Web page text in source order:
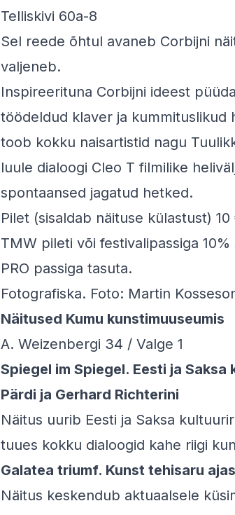
Telliskivi 60a-8
Sel reede õhtul avaneb Corbijni
valjeneb.
Inspireerituna Corbijni ideest
töödeldud klaver ja kummituslikud
toob kokku naisartistid nagu
luule dialoogi Cleo T filmilike
spontaansed jagatud hetked.
Pilet (sisaldab näituse külastust)
TMW pileti või festivalipassiga 10%
PRO passiga tasuta.
Fotografiska. Foto: Martin
Näitused Kumu kunstimuuseumis
A. Weizenbergi 34 / Valge 1
Spiegel im Spiegel. Eesti ja
Pärdi ja Gerhard Richterini
Näitus uurib Eesti ja Saksa
tuues kokku dialoogid kahe riigi
Galatea triumf. Kunst tehisaru
Näitus keskendub aktuaalsele